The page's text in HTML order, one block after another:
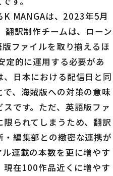
MANGAは、2023年5月
訳制作チームは、ローン
ファイルを取り揃えるほ
定的に運用する必要があ
日本における配信日と同
、海賊版への対策の意味
です。ただ、英語版ファ
られてしまうため、翻訳
編集部との緻密な連携が
連載の本数を更に増やす
在100作品近くに増やす